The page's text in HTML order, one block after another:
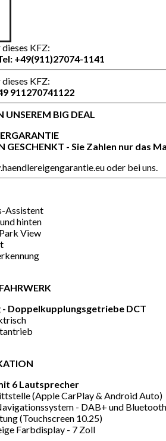
KFZ:
+49(911)27074-1141
KFZ:
911270741122
UNSEREM BIG DEAL
GESCHENKT - Sie Zahlen nur das
oder bei uns.
Assistent
hinten
View
- Doppelkupplungsgetriebe DCT
6 Lautsprecher
(Apple CarPlay & Android Auto)
- DAB+ und
(Touchscreen 10.25)
Farbdisplay - 7 Zoll